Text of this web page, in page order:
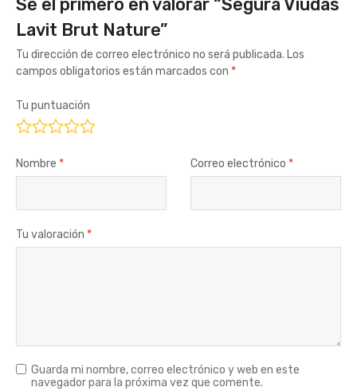
Sé el primero en valorar “Segura Viudas
Lavit Brut Nature”
Tu dirección de correo electrónico no será publicada. Los
campos obligatorios están marcados con *
Tu puntuación
Tu valoración *
Nombre * Correo electrónico *
Guarda mi nombre, correo electrónico y web en este
navegador para la próxima vez que comente.